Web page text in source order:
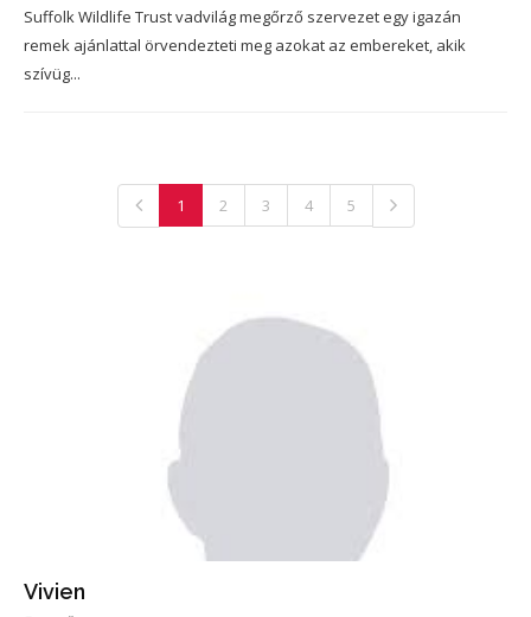
Suffolk Wildlife Trust vadvilág megőrző szervezet egy igazán
remek ajánlattal örvendezteti meg azokat az embereket, akik
szívüg...
1 2 3 4 5
Vivien